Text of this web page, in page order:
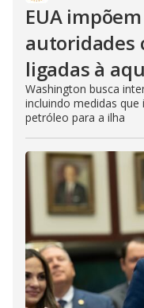
EUA
autoridades
ligadas à
Washington busca
incluindo medidas
petróleo para a ilha